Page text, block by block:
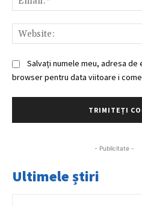
Salvați numele meu, adresa de
browser pentru data viitoare i
- Publicitate -
Ultimele știri